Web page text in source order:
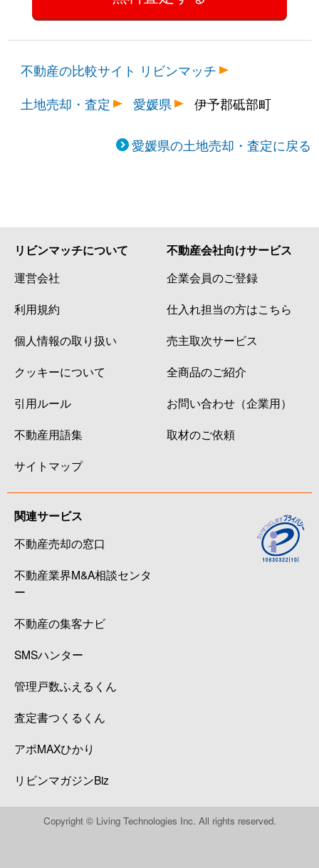
不動産の比較サイト リビンマッチ
土地売却・査定
愛媛県 伊予郡砥部町
愛媛県の土地売却・査定に戻る
リビンマッチについて
運営会社
利用規約
個人情報の取り扱い
クッキーについて
引用ルール
不動産用語集
サイトマップ
不動産会社向けサービス
企業会員のご登録
仕入れ担当の方はこちら
売主取次サービス
全商品のご紹介
お問い合わせ（企業用）
取材のご依頼
関連サービス
不動産売却の窓口
不動産業界M&A相談センタ
ー
不動産の集客ナビ
SMSハンター
管理戸数ふえるくん
査定書つくるくん
アポMAXひかり
リビンマガジンBiz
Copyright © Living Technologies Inc. All rights reserved.